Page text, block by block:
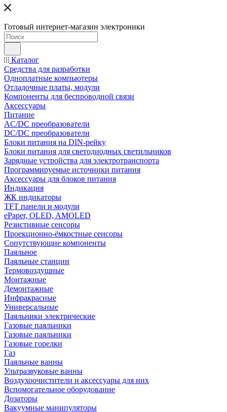
Готовый интернет-магазин электроники
Каталог
Средства для разработки
Одноплатные компьютеры
Отладочные платы, модули
Компоненты для беспроводной связи
Аксессуары
Питание
AC/DC преобразователи
DC/DC преобразователи
Блоки питания на DIN-рейку
Блоки питания для светодиодных светильников
Зарядные устройства для электротранспорта
Программируемые источники питания
Аксессуары для блоков питания
Индикация
ЖК индикаторы
TFT панели и модули
ePaper, OLED, AMOLED
Резистивные сенсоры
Проекционно-ёмкостные сенсоры
Сопутствующие компоненты
Паяльное
Паяльные станции
Термовоздушные
Монтажные
Демонтажные
Инфракрасные
Универсальные
Паяльники электрические
Газовые паяльники
Газовые паяльники
Газовые горелки
Газ
Паяльные ванны
Ультразвуковые ванны
Воздухоочистители и аксессуары для них
Вспомогательное оборудование
Дозаторы
Вакуумные манипуляторы